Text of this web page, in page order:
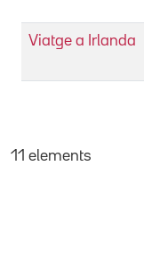
Viatge a Irlanda
11 elements